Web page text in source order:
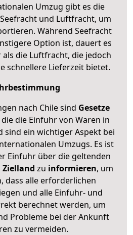
Umzug gibt es die
und Luftfracht, um
Während Seefracht
Option ist, dauert es
als die Luftfracht, die jedoch
schnellere Lieferzeit bietet.
nach Chile sind Gesetze
die die Einfuhr von Waren in
sind ein wichtiger Aspekt bei
Umzugs. Es ist
Einfuhr über die geltenden
Zielland zu informieren, um
dass alle erforderlichen
und alle Einfuhr- und
berechnet werden, um
Probleme bei der Ankunft
zu vermeiden.